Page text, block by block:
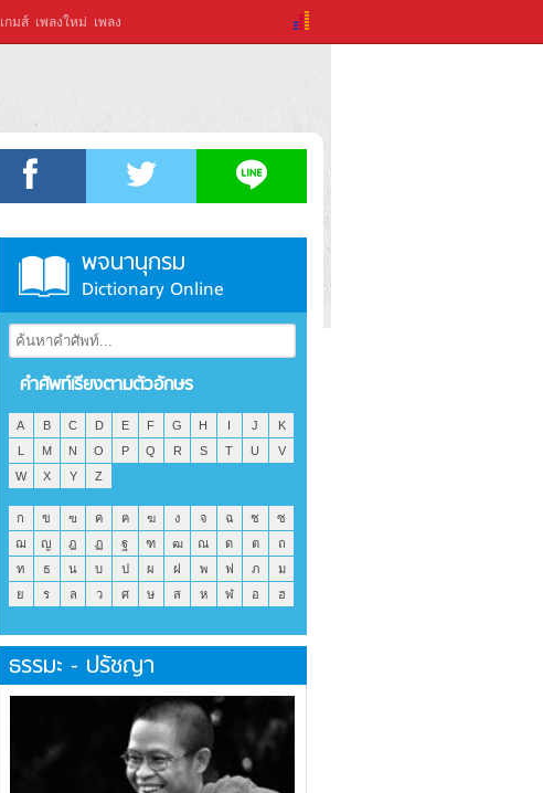
เกมส์ เพลงใหม่ เพลง
พจนานุกรม
Dictionary Online
คำศัพท์เรียงตามตัวอักษร
A B C D E F G H I J
K
L
M N O P Q R S T U
V
W
X Y Z
ก ข ฃ ค ฅ ฆ ง จ ฉ ช
ซ
ฌ
ญ ฎ ฏ ฐ ฑ ฒ ณ ด ต
ถ
ท
ธ น บ ป ผ ฝ พ ฟ ภ
ม
ย
ร ล ว ศ ษ ส ห ฬ อ ฮ
ธรรมะ - ปรัชญา